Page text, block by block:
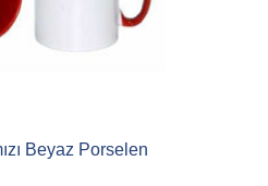
Beyaz Porselen